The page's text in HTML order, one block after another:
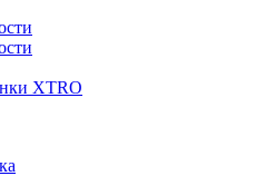
XTRO